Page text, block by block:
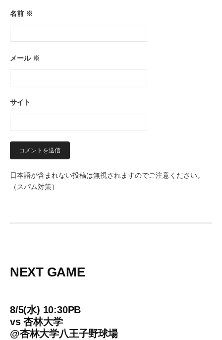
名前 ※
メール ※
サイト
日本語が含まれない投稿は無視されますのでご注意ください。
（スパム対策）
NEXT GAME
8/5(水) 10:30PB
vs杏林大学
@杏林大学八王子野球場